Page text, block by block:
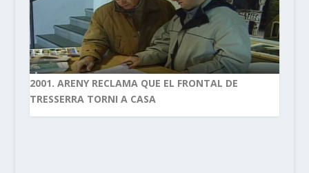
2001. ARENY RECLAMA QUE EL FRONTAL DE
TRESSERRA TORNI A CASA